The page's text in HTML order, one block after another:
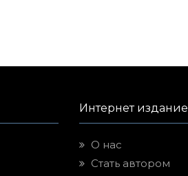
Интернет издание
О нас
Стать автором